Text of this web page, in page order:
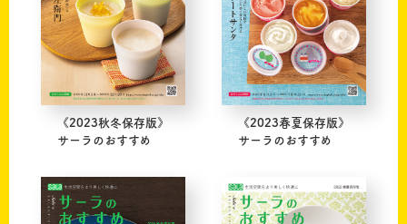
《2023秋冬保存版》
サーラのおすすめ
《2023春夏保存版》
サーラのおすすめ